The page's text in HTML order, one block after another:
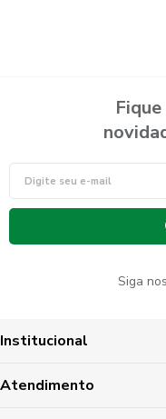
Siga
Institucional
Atendimento